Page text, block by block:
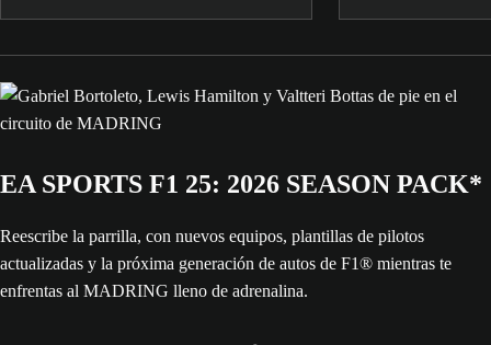
carreras de la temporada 2026 hasta el
Ibrahimović.
EA SPORTS F1 25: 2026 SEASON PACK*
Reescribe la parrilla, con nuevos equipos, plantillas de pilotos
actualizadas y la próxima generación de autos de F1® mientras te
enfrentas al MADRING lleno de adrenalina.